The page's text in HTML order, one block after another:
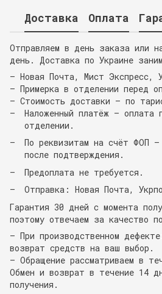
Доставка Оплата
Отправляем в день заказа или
день. Доставка по Украине
— Новая Почта, Мист Экспресс,
— Примерка в отделении перед
— Стоимость доставки — по
Наложенный платёж — оплата
отделении.
По реквизитам на счёт ФОП —
после подтверждения.
Предоплата не требуется.
Отправка: Новая Почта,
Гарантия 30 дней с момента
поэтому отвечаем за качество
— При производственном
возврат средств на ваш выбор.
— Обращение рассматриваем в
Обмен и возврат в течение 14
получения.